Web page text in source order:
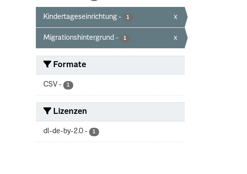
Kindertageseinrichtung - 1 x
Migrationshintergrund - 1 x
Formate
CSV - 1
Lizenzen
dl-de-by-2.0 - 1